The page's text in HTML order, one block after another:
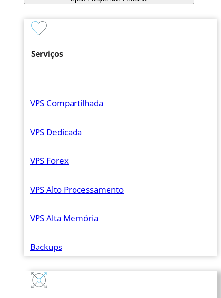
Serviços
VPS Compartilhada
VPS Dedicada
VPS Forex
VPS Alto Processamento
VPS Alta Memória
Backups